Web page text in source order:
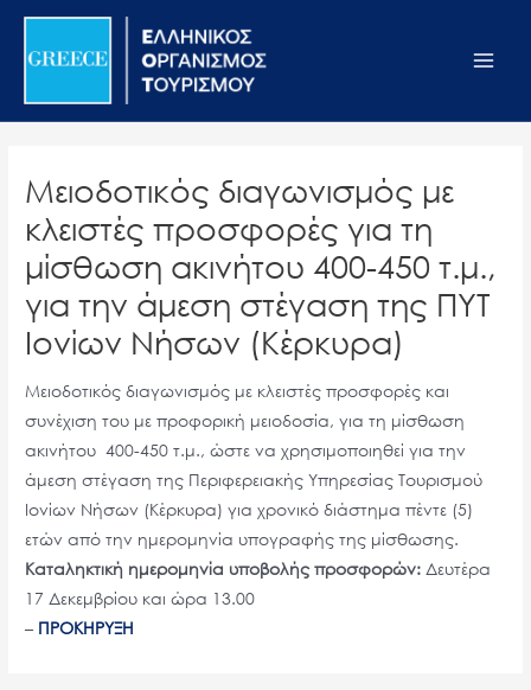
Σημείωση:
ιστότοπος
σύστημα
προσβασιμότητας.
Μετάβαση
περιεχόμενο
Μειοδοτικός διαγωνισμός με
κλειστές προσφορές για τη
μίσθωση ακινήτου 400-450 τ.μ.,
για την άμεση στέγαση της ΠΥΤ
Ιονίων Νήσων (Κέρκυρα)
Μειοδοτικός διαγωνισμός με κλειστές προσφορές και
συνέχιση του με προφορική μειοδοσία, για τη μίσθωση
ακινήτου 400-450 τ.μ., ώστε να χρησιμοποιηθεί για την
άμεση στέγαση της Περιφερειακής Υπηρεσίας Τουρισμού
Ιονίων Νήσων (Κέρκυρα) για χρονικό διάστημα πέντε (5)
ετών από την ημερομηνία υπογραφής της μίσθωσης.
Καταληκτική ημερομηνία υποβολής προσφορών:Δευτέρα
17 Δεκεμβρίου και ώρα 13.00
– ΠΡΟΚΗΡΥΞΗ